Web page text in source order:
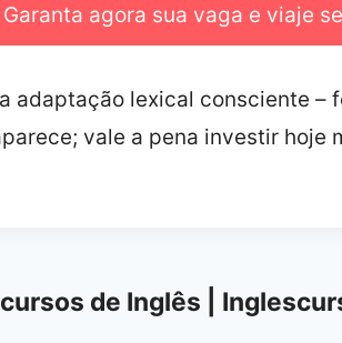
Garanta agora sua vaga e viaje
adaptação lexical consciente –
vale a pena investir hoje
de Inglês |